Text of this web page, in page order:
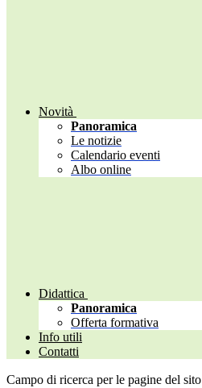
Novità
Panoramica
Le notizie
Calendario eventi
Albo online
Didattica
Panoramica
Offerta formativa
Info utili
Contatti
Campo di ricerca per le pagine del sito